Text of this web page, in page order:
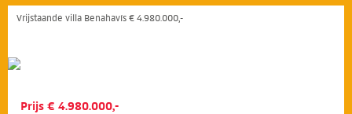
Vrijstaande villa Benahavís € 4.980.000,-
Prijs € 4.980.000,-